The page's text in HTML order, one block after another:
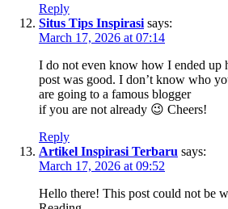
Reply
Situs Tips Inspirasi says:
March 17, 2026 at 07:14
I do not even know how I ended up
post was good. I don’t know who
are going to a famous blogger
if you are not already 😉 Cheers!
Reply
Artikel Inspirasi Terbaru says:
March 17, 2026 at 09:52
Hello there! This post could not be